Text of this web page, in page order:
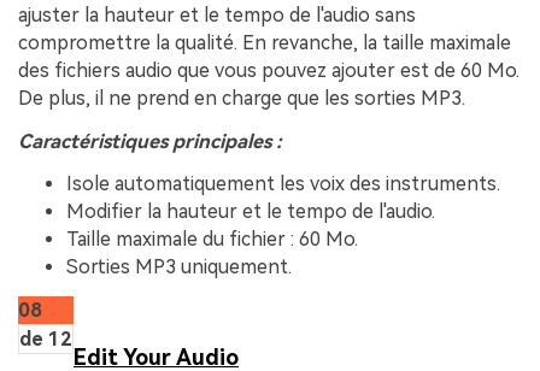
ajuster la hauteur et le tempo de l'audio sans
compromettre la qualité. En revanche, la taille maximale
des fichiers audio que vous pouvez ajouter est de 60 Mo.
De plus, il ne prend en charge que les sorties MP3.
Caractéristiques principales :
Isole automatiquement les voix des instruments.
Modifier la hauteur et le tempo de l'audio.
Taille maximale du fichier : 60 Mo.
Sorties MP3 uniquement.
08
de 12
Edit Your Audio